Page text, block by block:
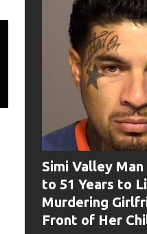
Simi Valley
to 51 Years to
Murdering
Front of Her